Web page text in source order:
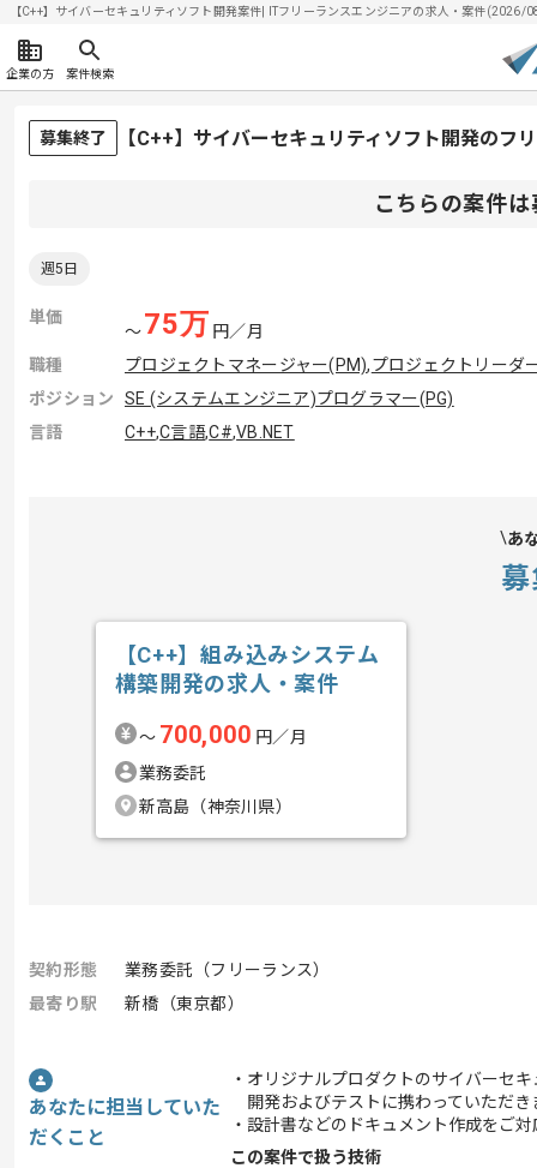
【C++】サイバーセキュリティソフト開発案件| ITフリーランスエンジニアの求人・案件(2026/
企業の方 案件検索
募集終了 【C++】サイバーセキュリティソフト開発のフ
こちらの案件
週5日
単価
〜75万 円／月
職種
プロジェクトマネージャー(PM),プロジェクトリーダ
ポジション
SE (システムエンジニア)プログラマー(PG)
言語
C++,C言語,C#,VB.NET
あ
【C++】組み込みシステム
構築開発の求人・案件
〜 700,000 円／月
業務委託
新高島（神奈川県）
契約形態
業務委託（フリーランス）
最寄り駅
新橋（東京都）
あなたに担当していた
だくこと
・オリジナルプロダクトのサイバーセ
開発およびテストに携わっていただき
・設計書などのドキュメント作成をご
この案件で扱う技術